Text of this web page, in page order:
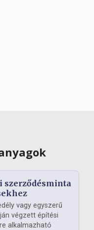
szerződésminta
vagy egyszerű
végzett építési
alkalmazható